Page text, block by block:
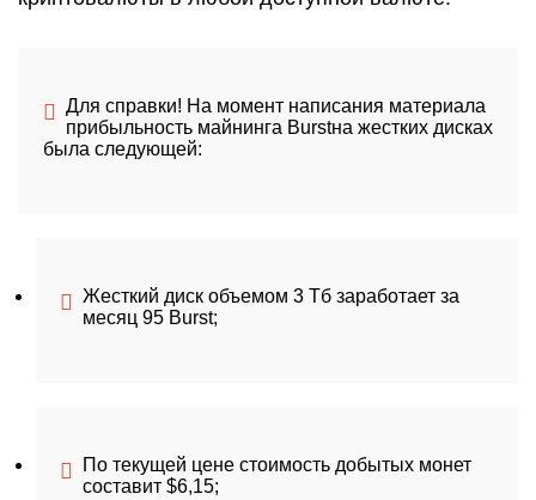
Для справки! На момент написания материала
прибыльность майнинга Burstна жестких дисках
была следующей:
Жесткий диск объемом 3 Тб заработает за
месяц 95 Burst;
По текущей цене стоимость добытых монет
составит $6,15;